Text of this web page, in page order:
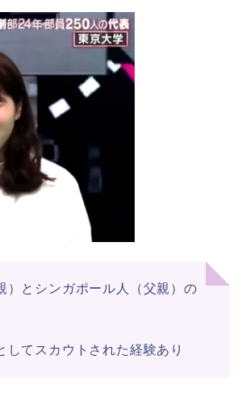
）とシンガポール人（父親）の
してスカウトされた経験あり